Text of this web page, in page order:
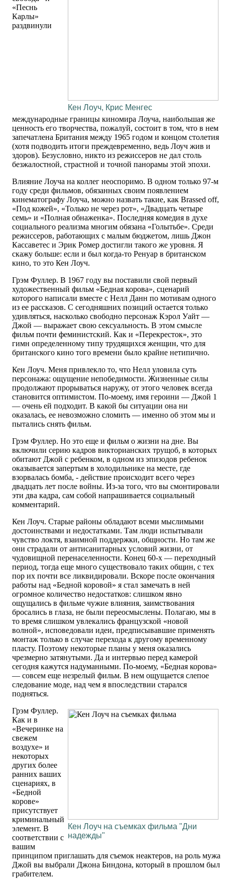
Кен Лоуч, Крис Менгес
«Песнь
Карлы»
раздвинули
международные границы киномира Лоуча, наибольшая же
ценность его творчества, пожалуй, состоит в том, что в нем
запечатлена Британия между 1965 годом и концом столетия
(хотя подводить итоги преждевременно, ведь Лоуч жив и
здоров). Безусловно, никто из режиссеров не дал столь
безжалостной, страстной и точной панорамы этой эпохи.
Влияние Лоуча на коллег неоспоримо. В одном только 97-м
году среди фильмов, обязанных своим появлением
кинематографу Лоуча, можно назвать такие, как Brassed off,
«Под кожей», «Только не через рот», «Двадцать четыре
семь» и «Полная обнаженка». Последняя комедия в духе
социального реализма многим обязана «Голытьбе». Среди
режиссеров, работающих с малым бюджетом, лишь Джон
Кассаветес и Эрик Ромер достигли такого же уровня. Я
скажу больше: если и был когда-то Ренуар в британском
кино, то это Кен Лоуч.
Грэм Фуллер. В 1967 году вы поставили свой первый
художественный фильм «Бедная корова», сценарий
которого написали вместе с Нелл Данн по мотивам одного
из ее рассказов. С сегодняшних позиций остается только
удивляться, насколько свободно персонаж Кэрол Уайт —
Джой — выражает свою сексуальность. В этом смысле
фильм почти феминистский. Как и «Перекресток», это
гимн определенному типу трудящихся женщин, что для
британского кино того времени было крайне нетипично.
Кен Лоуч. Меня привлекло то, что Нелл уловила суть
персонажа: ощущение непобедимости. Жизненные силы
продолжают прорываться наружу, от этого человек всегда
становится оптимистом. По-моему, имя героини — Джой 1
— очень ей подходит. В какой бы ситуации она ни
оказалась, ее невозможно сломить — именно об этом мы и
пытались снять фильм.
Грэм Фуллер. Но это еще и фильм о жизни на дне. Вы
включили серию кадров викторианских трущоб, в которых
обитают Джой c ребенком, в одном из эпизодов ребенок
оказывается запертым в холодильнике на месте, где
взорвалась бомба, - действие происходит всего через
двадцать лет после войны. Из-за того, что вы смонтировали
эти два кадра, сам собой напрашивается социальный
комментарий.
Кен Лоуч. Старые районы обладают всеми мыслимыми
достоинствами и недостатками. Там люди испытывали
чувство локтя, взаимной поддержки, общности. Но там же
они страдали от антисанитарных условий жизни, от
чудовищной перенаселенности. Конец 60-х — переходный
период, тогда еще много существовало таких общин, с тех
пор их почти все ликвидировали. Вскоре после окончания
работы над «Бедной коровой» я стал замечать в ней
огромное количество недостатков: слишком явно
ощущались в фильме чужие влияния, заимствования
бросались в глаза, не были переосмыслены. Полагаю, мы в
то время слишком увлекались французской «новой
волной», исповедовали идеи, предписывавшие применять
монтаж только в случае перехода к другому временнoму
пласту. Поэтому некоторые планы у меня оказались
чрезмерно затянутыми. Да и интервью перед камерой
сегодня кажутся надуманными. По-моему, «Бедная корова»
— совсем еще незрелый фильм. В нем ощущается слепое
следование моде, над чем я впоследствии старался
подняться.
Кен Лоуч на съемках фильма "Дни
надежды"
Грэм Фуллер.
Как и в
«Вечеринке на
свежем
воздухе» и
некоторых
других более
ранних ваших
сценариях, в
«Бедной
корове»
присутствует
криминальный
элемент. В
соответствии с
вашим
принципом приглашать для съемок неактеров, на роль мужа
Джой вы выбрали Джона Биндона, который в прошлом был
грабителем.